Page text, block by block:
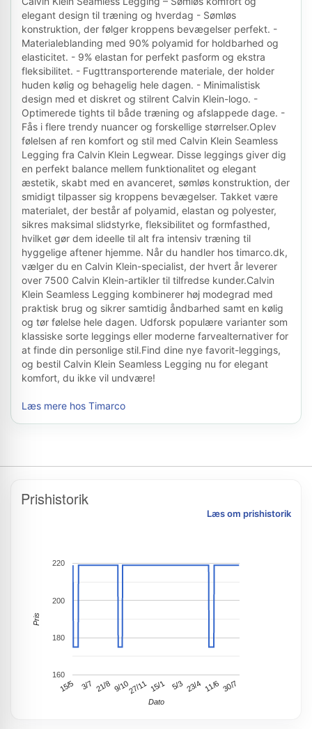
elegant design til træning og hverdag - Sømløs
konstruktion, der følger kroppens bevægelser perfekt. -
Materialeblanding med 90% polyamid for holdbarhed og
elasticitet. - 9% elastan for perfekt pasform og ekstra
fleksibilitet. - Fugttransporterende materiale, der holder
huden kølig og behagelig hele dagen. - Minimalistisk
design med et diskret og stilrent Calvin Klein-logo. -
Optimerede tights til både træning og afslappede dage. -
Fås i flere trendy nuancer og forskellige størrelser.Oplev
følelsen af ren komfort og stil med Calvin Klein Seamless
Legging fra Calvin Klein Legwear. Disse leggings giver dig
en perfekt balance mellem funktionalitet og elegant
æstetik, skabt med en avanceret, sømløs konstruktion, der
smidigt tilpasser sig kroppens bevægelser. Takket være
materialet, der består af polyamid, elastan og polyester,
sikres maksimal slidstyrke, fleksibilitet og formfasthed,
hvilket gør dem ideelle til alt fra intensiv træning til
hyggelige aftener hjemme. Når du handler hos timarco.dk,
vælger du en Calvin Klein-specialist, der hvert år leverer
over 7500 Calvin Klein-artikler til tilfredse kunder.Calvin
Klein Seamless Legging kombinerer høj modegrad med
praktisk brug og sikrer samtidig åndbarhed samt en kølig
og tør følelse hele dagen. Udforsk populære varianter som
klassiske sorte leggings eller moderne farvealternativer for
at finde din personlige stil.Find dine nye favorit-leggings,
og bestil Calvin Klein Seamless Legging nu for elegant
komfort, du ikke vil undvære!
Læs mere hos Timarco
Prishistorik
Læs om prishistorik
15/5 3/7 21/8 9/1027/11 15/1 5/3 23/4 11/6 30/7
160
180
200
220
Dato
Pris